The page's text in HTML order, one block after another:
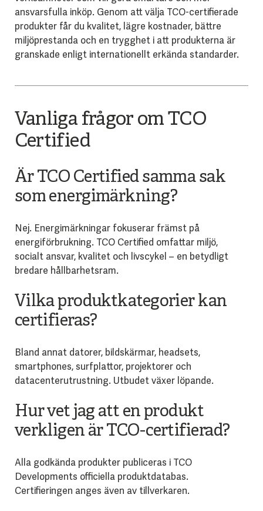
ansvarsfulla inköp. Genom att välja TCO-certifierade
produkter får du kvalitet, lägre kostnader, bättre
miljöprestanda och en trygghet i att produkterna är
granskade enligt internationellt erkända standarder.
Vanliga frågor om TCO
Certified
Är TCO Certified samma sak
som energimärkning?
Nej. Energimärkningar fokuserar främst på
energiförbrukning. TCO Certified omfattar miljö,
socialt ansvar, kvalitet och livscykel – en betydligt
bredare hållbarhetsram.
Vilka produktkategorier kan
certifieras?
Bland annat datorer, bildskärmar, headsets,
smartphones, surfplattor, projektorer och
datacenterutrustning. Utbudet växer löpande.
Hur vet jag att en produkt
verkligen är TCO-certifierad?
Alla godkända produkter publiceras i TCO
Developments officiella produktdatabas.
Certifieringen anges även av tillverkaren.